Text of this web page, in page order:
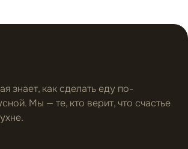
знает, как сделать еду по-
Мы — те, кто верит, что счастье